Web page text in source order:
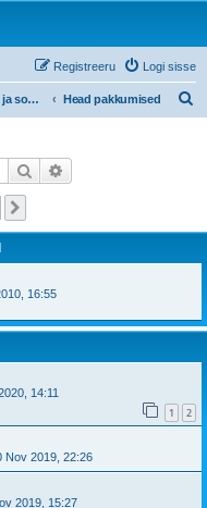
Logi sisse
Registreeru
Ostukohad ja soodukad Head pakkumised
Otsi
16:55
14:11
1 2
Nov 2019, 22:26
2019, 15:27